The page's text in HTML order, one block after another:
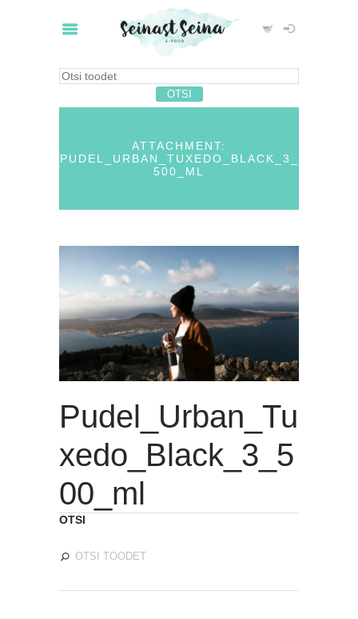
ATTACHMENT:
PUDEL_URBAN_TUXEDO_BLACK_3_
500_ML
Pudel_Urban_Tu
xedo_Black_3_5
00_ml
OTSI